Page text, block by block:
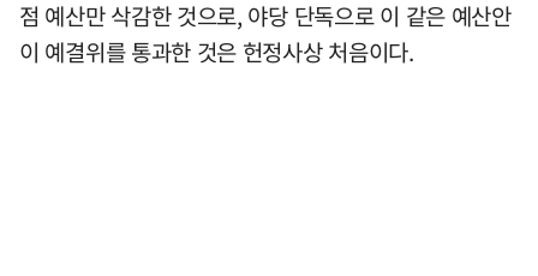
점 예산만 삭감한 것으로, 야당 단독으로 이 같은 예산안
이 예결위를 통과한 것은 헌정사상 처음이다.